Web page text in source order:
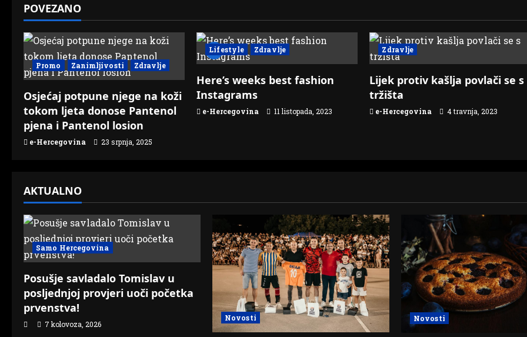
n
a
v
i
g
a
i
o
n
POVEZANO
Promo Zanimljivosti Zdravlje
Osjećaj potpune njege na koži
tokom ljeta donose Pantenol
pjena i Pantenol losion
e-Hercegovina 23 srpnja, 2025
Lifestyle Zdravlje
Here’s weeks best fashion
Instagrams
e-Hercegovina 11 listopada, 2023
Zdravlje
Lijek protiv kašlja povlači se s
tržišta
e-Hercegovina 4 travnja, 2023
AKTUALNO
Samo Hercegovina
Posušje savladalo Tomislav u
posljednjoj provjeri uoči početka
prvenstva!
7 kolovoza, 2026
Novosti Novosti